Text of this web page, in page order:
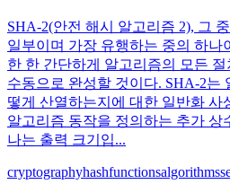
SHA-2(안전 해시 알고리즘 2), 그
일부이며 가장 유행하는 중의 하나
한 한 간단하게 알고리즘의 모든
수동으로 완성할 것이다. SHA-2는
떻게 산열하는지에 대한 일반화 사
알고리즘 동작을 정의하는 추가 상
나는 출력 크기입...
cryptographyhashfunctionsalgorithms